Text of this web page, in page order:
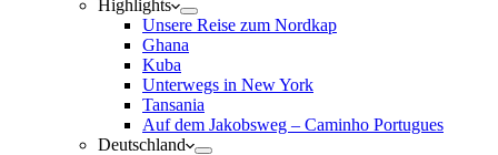
Highlights
Unsere Reise zum Nordkap
Ghana
Kuba
Unterwegs in New York
Tansania
Auf dem Jakobsweg – Caminho Portugues
Deutschland